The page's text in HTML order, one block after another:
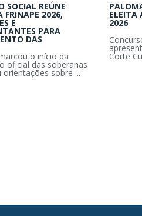
SOCIAL REÚNE
FRINAPE 2026,
E
PARA
DAS
o início da
oficial das soberanas
sobre ...
ELEITA
2026
Corte